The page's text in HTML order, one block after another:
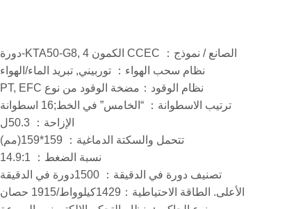
الصانع / نموذج： CCEC الكمون KTA50-G8, 4-دورة
نظام سحب الهواء： توربيني, تبريد الماء/الهواء
نظام الوقود：مضخة الوقود من نوع PT, EFC
ترتيب الاسطوانة： “الخامس” في الخط;16 اسطوانة
الإزاحة： 50.3ل
تتحمل والسكتة الدماغية： 159*159(مم)
نسبة الضغط： 14.9:1
تصنيف دورة في الدقيقة： 1500دورة في الدقيقة
الأعلى. الطاقة الاحتياطية：1429كيلوواط/1915 حصان